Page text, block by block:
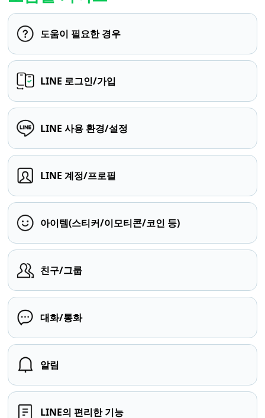
도움이 필요한 경우
LINE 로그인/가입
LINE 사용 환경/설정
LINE 계정/프로필
아이템(스티커/이모티콘/코인 등)
친구/그룹
대화/통화
알림
LINE의 편리한 기능